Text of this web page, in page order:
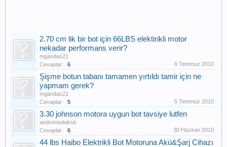
2.70 cm lik bir bot için 66LBS elektirikli motor
nekadar performans verir?
mgandas21
Cevaplar:
6 6 Temmuz 2010
Şişme botun tabanı tamamen yırtıldı tamir için ne
yapmam gerek?
mgandas21
Cevaplar:
5 5 Temmuz 2010
3.30 johnson motora uygun bot tavsiye lutfen
andromedaksk
Cevaplar:
6 30 Haziran 2010
44 lbs Haibo Elektrikli Bot Motoruna Akü&Şarj Cihazı